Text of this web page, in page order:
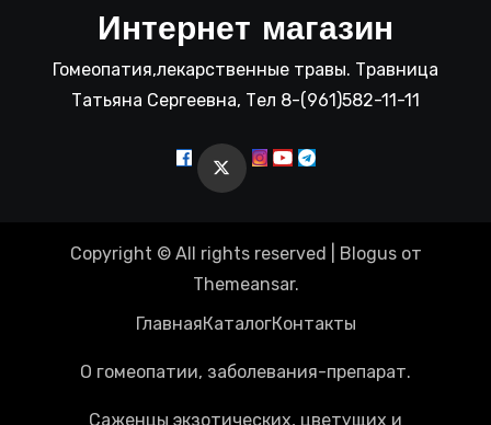
Интернет магазин
Гомеопатия,лекарственные травы. Травница
Татьяна Сергеевна, Тел 8-(961)582-11-11
Copyright © All rights reserved Blogusот
Themeansar.
ГлавнаяКаталогКонтакты
О гомеопатии, заболевания-препарат.
Саженцы экзотических, цветущих и